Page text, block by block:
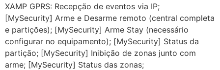
XAMP GPRS:​ Recepção de eventos via IP;
[MySecurity] Arme e Desarme remoto (central completa
e partições); [MySecurity] Arme Stay (necessário
configurar no equipamento); [MySecurity] Status da
partição; [MySecurity] Inibição de zonas junto com
arme; [MySecurity] Status das zonas;